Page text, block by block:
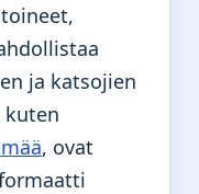
ja katsojien
kuten
, ovat